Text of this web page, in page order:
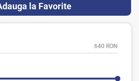
la Favorite
640 RON